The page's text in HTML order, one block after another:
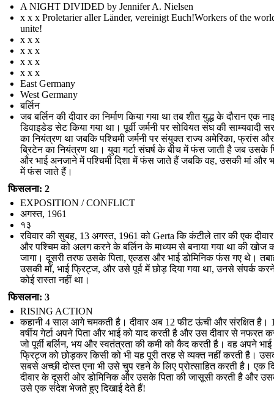
A NIGHT DIVIDED by Jennifer A. Nielsen
x x x Proletarier aller Länder, vereinigt Euch!Workers of the
unite!
x x x
x x x
x x x
x x x
East Germany
West Germany
बर्लिन
जब बर्लिन की दीवार का निर्माण किया गया था तब शीत युद्ध के दौरान एक
डिवाइडेड सेट किया गया था। पूर्वी जर्मनी पर सोवियत संघ की साम्यवादी
का नियंत्रण था जबकि पश्चिमी जर्मनी पर संयुक्त राज्य अमेरिका, फ्रांस
ब्रिटेन का नियंत्रण था। युवा गर्टा संघर्ष के बीच में फंस जाती है जब उसके
और भाई अनजाने में पश्चिमी दिशा में फंस जाते हैं जबकि वह, उसकी मां और
में फंस जाते हैं।
फिसलना: 2
EXPOSITION / CONFLICT
अगस्त, 1961
१३
रविवार की सुबह, 13 अगस्त, 1961 को Gerta कि कंटीले तार की एक दीवार
और पश्चिम को अलग करने के बर्लिन के माध्यम से बनाया गया था की खोज
जागा। दूसरी तरफ उसके पिता, एल्डस और भाई डोमिनिक फंस गए थे।
उसकी माँ, भाई फ्रिट्ज, और उसे पूर्व में छोड़ दिया गया था, उनसे संपर्क
कोई रास्ता नहीं था।
फिसलना: 3
RISING ACTION
कहानी 4 साल आगे चमकती है। दीवार अब 12 फीट ऊंची और संरक्षित है।
वर्षीय गेर्टा अपने पिता और भाई को याद करती है और उस दीवार से नफरत
जो पूर्वी बर्लिन, भय और स्वतंत्रता की कमी को कैद करती है। वह अपने भाई
फ्रिट्ज को छोड़कर किसी को भी यह पूरी तरह से व्यक्त नहीं करती है।
सबसे अच्छी दोस्त एना भी उसे चुप रहने के लिए प्रोत्साहित करती है। एक
दीवार के दूसरी ओर डोमिनिक और उसके पिता की जासूसी करती है और
उसे एक संदेश भेजते हुए दिखाई देते हैं!